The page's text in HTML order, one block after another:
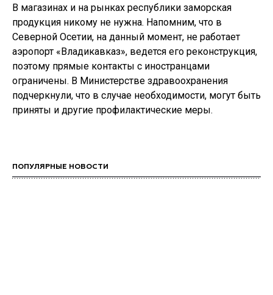
В магазинах и на рынках республики заморская
продукция никому не нужна. Напомним, что в
Северной Осетии, на данный момент, не работает
аэропорт «Владикавказ», ведется его реконструкция,
поэтому прямые контакты с иностранцами
ограничены. В Министерстве здравоохранения
подчеркнули, что в случае необходимости, могут быть
приняты и другие профилактические меры.
ПОПУЛЯРНЫЕ НОВОСТИ